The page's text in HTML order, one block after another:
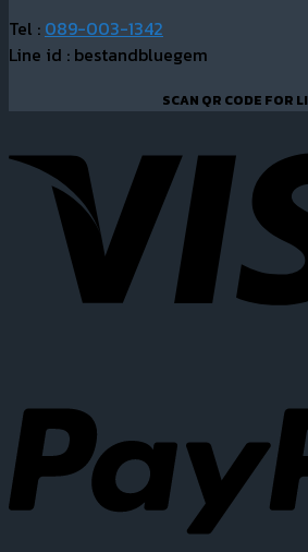
Tel : 089-003-1342
Line id : bestandbluegem
SCAN QR CODE FOR